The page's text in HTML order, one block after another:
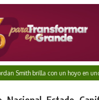
brilla con un hoyo en uno en el